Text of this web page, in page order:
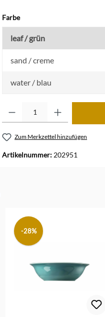
Farbeauswählen
leaf / grün
sand / creme
water / blau
Zum Merkzettel hinzufügen
Artikelnummer: 202951
-28%